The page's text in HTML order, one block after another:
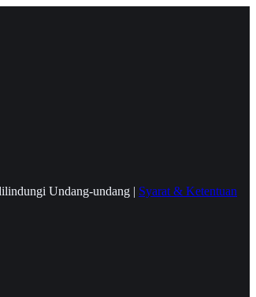
Undang-undang | Syarat & Ketentuan